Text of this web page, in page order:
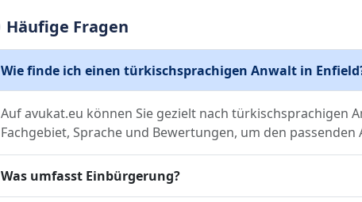
Häufige Fragen
Wie finde ich einen türkischsprachigen Anwalt in
Auf avukat.eu können Sie gezielt nach türkischsprachigen
Fachgebiet, Sprache und Bewertungen, um den passenden
Was umfasst Einbürgerung?